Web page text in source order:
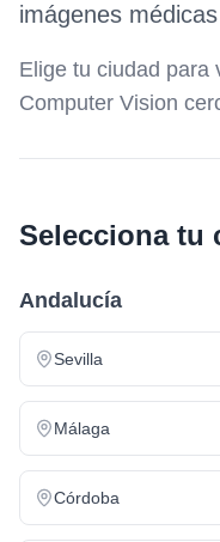
imágenes
Elige tu ciudad para
Computer Vision
Selecciona tu
Andalucía
Sevilla
Málaga
Córdoba